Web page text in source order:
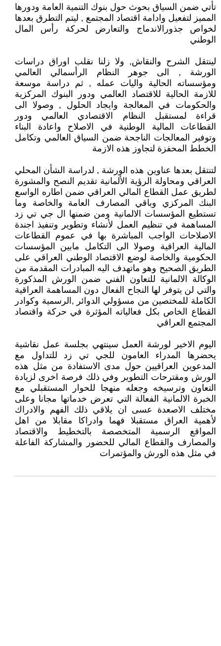
تأتي ضمن السياق بحوث حول بنوك التنمية العامة ودورها
المميز لتفعيل وادامة اقتصاد المجتمع , ليتم التطرق بعدها
لخواص جذورالاندماج والتعارض لحركة رأس المال
الوطني
لينتقل الشرح والنقاش, ولا زلنا نقلب اوراق دراسات
الورشة , الى جوهر النظام الرأسمالي العالمي
ومؤسساته الحالية واليات عمله , ثم دراسة موسعة
للازمة الحالية للاقتصاد العالمي ودور البنوك المركزية
والحكومات في المعالجة وايجاد الحلول , وصولا الى
قراءة لمستقبل النظام الاقتصادي العالمي ودور
القطاعات المالية الوطنية في الاصلاح واعادة البناء
وتوفير المعالجات الناجحة ضمن السياق العالمي وتكامل
الخطط المحفزة لتجاوز هذه الازمة
لتنتقل بعدها عناوين هذه الورشة , لدراسة الشأن المحلي
العراقي ومحاولة الرؤية الألمانية تقديم النصح والمشورة
لطريق عمل القطاع المالي العراقي ضمن اطاره الواسع
البنك المركزي وباقي المصارف العامة والخاصة وما
تستطيع المؤسسات الالمانية ومن ضمنها ال جي تي زد
المساهمة في تنظيم العمل لأنشاء وتطوير وتنفيذ اجندة
الاصلاحات الواجب المباشرة بها في عموم القطاعات
المالية العراقية وصولا الى التكامل مابين المؤسسات
الحكومية والخاصة لوضع الاقتصاد الوطني العراقي على
الطريق الصحيح وهو ماتهدف اليه المبادرات المقدمة من
الوكالة الالمانية للتعاون الفني ضمن الورش المذكورة
والتي لن يتوفر لها النجاح الفعال دون المساهمة العراقية
الكاملة للمختصين من مسؤولي الدوائر ,الرسمية وكوادر
القطاع الخاص بكل فعالياته المؤثرة في حركة واقتصاد
المجتمع العراقي
اليوم الاخير لورشة العمل سينتهي بجلسة عمل نقاشية
يحضرها المدراء العامون للجي تي زد للتداول مع
المدعوين العراقيين حول مدى الاستفادة من مثل هذه
الورش ومقترحات التطوير وفي ذلك فرصة اخرى لزيادة
التعاون وترسيخه وجعله منهجا للحوار المستقبلي مع
الخبرة الالمانية الفعالة التي تعرض خدماتها مجانا وعلى
مختلف الاصعدة عسى ان يلاقي ذلك الفهم والادراك
لأهمية العراق مستقبلا فهما وادراكا مقابلا من اهل
المواقع الرسمية المتخصصة بالتخطيط والاقتصاد
والمصارف والقطاع المالي للحضور والمشاركة الفاعلة
في مثل هذه الورش والمؤتمرات